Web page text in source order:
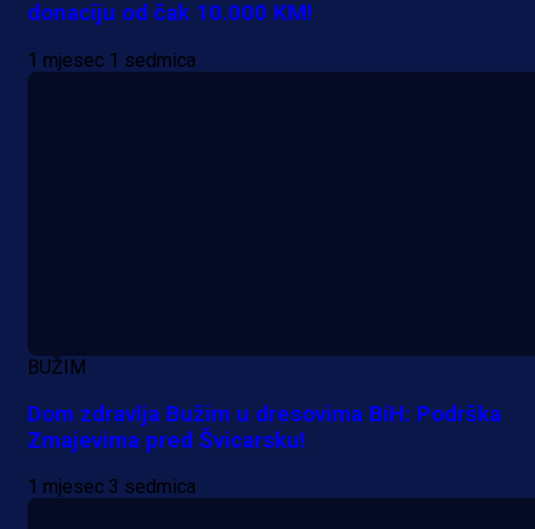
A Selekcija
donaciju od čak 10.000 KM!
1 mjesec 1 sedmica
BUŽIM
Dom zdravlja Bužim u dresovima BiH: Podrška
Zmajevima pred Švicarsku!
1 mjesec 3 sedmica